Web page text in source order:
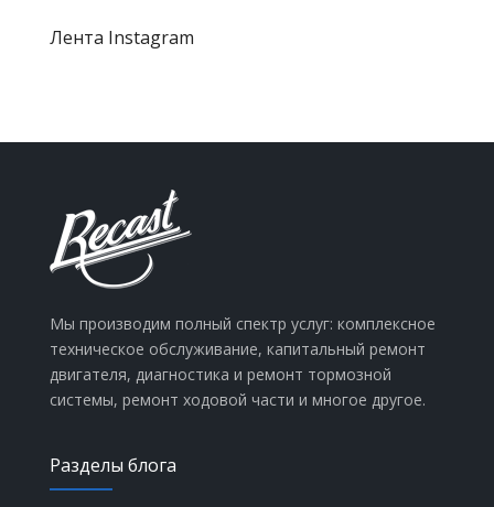
Лента Instagram
Мы производим полный спектр услуг: комплексное
техническое обслуживание, капитальный ремонт
двигателя, диагностика и ремонт тормозной
системы, ремонт ходовой части и многое другое.
Разделы блога